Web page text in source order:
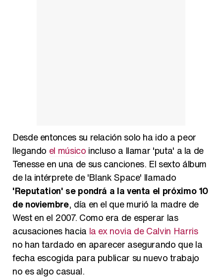
Desde entonces su relación solo ha ido a peor
llegando el músico incluso a llamar 'puta' a la de
Tenesse en una de sus canciones. El sexto álbum
de la intérprete de 'Blank Space' llamado
'Reputation' se pondrá a la venta el próximo 10
de noviembre, día en el que murió la madre de
West en el 2007. Como era de esperar las
acusaciones hacia la ex novia de Calvin Harris
no han tardado en aparecer asegurando que la
fecha escogida para publicar su nuevo trabajo
no es algo casual.